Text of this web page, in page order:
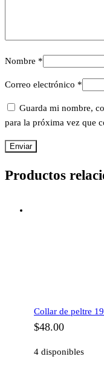
Nombre *
Correo electrónico *
Guarda mi nombre,
para la próxima vez que
Productos
Collar de peltre
$48.00
4 disponibles